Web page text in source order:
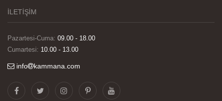
İLETİŞİM
Pazartesi-Cuma: 09.00 - 18.00
Cumartesi: 10.00 - 13.00
info kammana.com
Görselleri ve baskı kalitesi harika. Övünç Bey'in